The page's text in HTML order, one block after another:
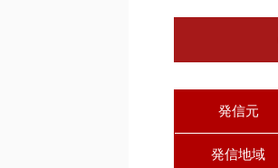
発信元
発信地域